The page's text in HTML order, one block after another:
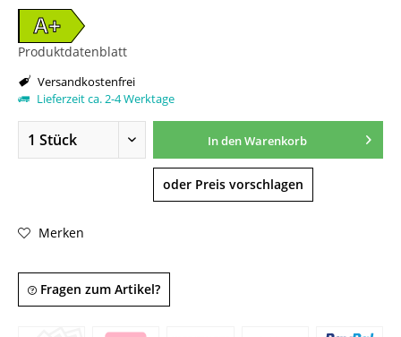
A+
Produktdatenblatt
Versandkostenfrei
Lieferzeit ca. 2-4 Werktage
In denWarenkorb
oder Preis vorschlagen
Merken
Fragen zum Artikel?